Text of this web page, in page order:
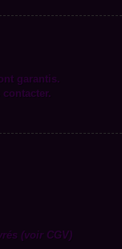
garantis.
(voir CGV)